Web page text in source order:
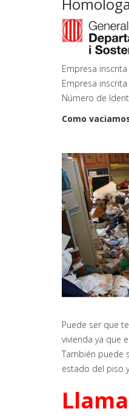
Empresa
Empresa
Número de
Como
Puede ser que
vivienda ya que
También puede
estado del piso